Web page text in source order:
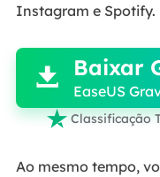
Instagram e Spotify.

 Baixar
EaseUS
 Classificação
Ao mesmo tempo,